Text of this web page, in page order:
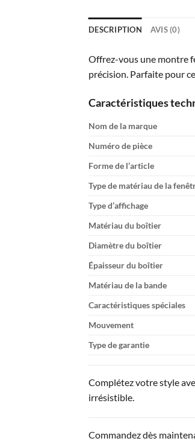
DESCRIPTION AVIS (0)
Offrez-vous une montre
précision. Parfaite pour
Caractéristiques
Nom de la marque
Numéro de pièce
Forme de l’article
Type de matériau de la
Type d’affichage
Matériau du boîtier
Diamètre du boîtier
Épaisseur du boîtier
Matériau de la bande
Caractéristiques spéciales
Mouvement
Type de garantie
Complétez votre style
irrésistible.
Commandez dès